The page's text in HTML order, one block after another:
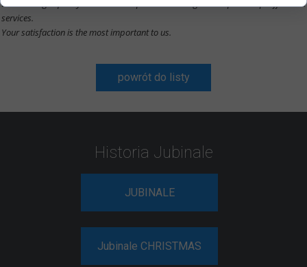
we have high quality with the best prices. Our target is to provide proffesional
services.
Your satisfaction is the most important to us.
powrót do listy
Historia Jubinale
Jubinale CHRISTMAS
JUBINALE